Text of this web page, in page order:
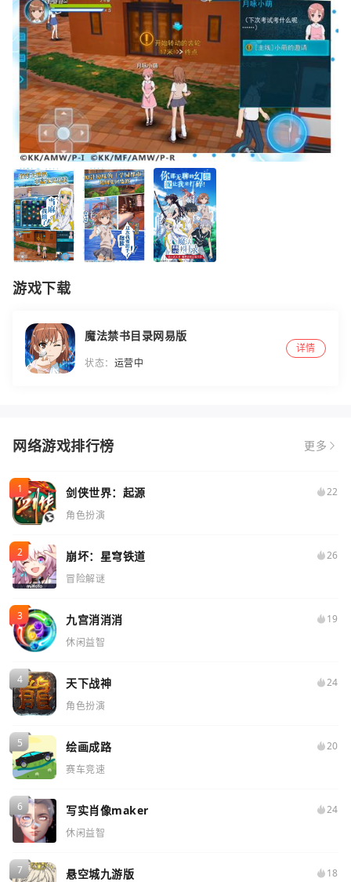
游戏下载
魔法禁书目录网易版
状态： 运营中
详情
网络游戏排行榜 更多
剑侠世界：起源
22
角色扮演
崩坏：星穹铁道
26
冒险解谜
九宫消消消
19
休闲益智
天下战神
24
角色扮演
绘画成路
20
赛车竞速
写实肖像maker
24
休闲益智
悬空城九游版
18